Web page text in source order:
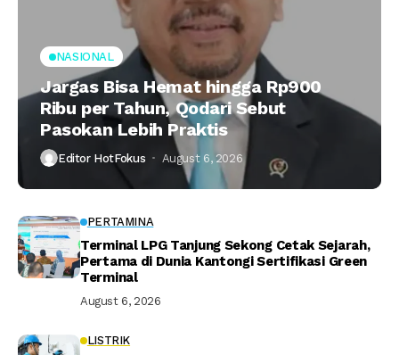
NASIONAL
Jargas Bisa Hemat hingga Rp900
Ribu per Tahun, Qodari Sebut
Pasokan Lebih Praktis
Editor HotFokus August 6, 2026
PERTAMINA
Terminal LPG Tanjung Sekong Cetak Sejarah,
Pertama di Dunia Kantongi Sertifikasi Green
Terminal
August 6, 2026
LISTRIK